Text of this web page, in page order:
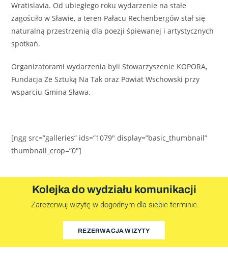
Wratislavia. Od ubiegłego roku wydarzenie na stałe
zagościło w Sławie, a teren Pałacu Rechenbergów stał się
naturalną przestrzenią dla poezji śpiewanej i artystycznych
spotkań.
Organizatorami wydarzenia byliStowarzyszenie KOPORA,
Fundacja Ze Sztuką Na Tak oraz Powiat Wschowski przy
wsparciu Gmina Sława.
[ngg src=”galleries” ids=”1079″ display=”basic_thumbnail”
thumbnail_crop=”0″]
Kolejka do wydziału komunikacji
Zarezerwuj wizytę w dogodnym dla siebie terminie
REZERWACJA WIZYTY